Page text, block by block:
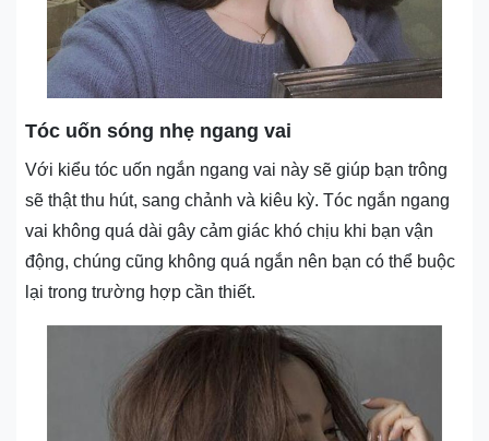
Tóc uốn sóng nhẹ ngang vai
Với kiểu tóc uốn ngắn ngang vai này sẽ giúp bạn trông
sẽ thật thu hút, sang chảnh và kiêu kỳ. Tóc ngắn ngang
vai không quá dài gây cảm giác khó chịu khi bạn vận
động, chúng cũng không quá ngắn nên bạn có thể buộc
lại trong trường hợp cần thiết.